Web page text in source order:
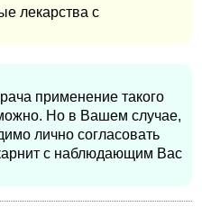
лекарства с
применение такого
Но в Вашем случае,
лично согласовать
с наблюдающим Вас